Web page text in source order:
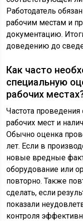
Работодатель
рабочим местам и
документацию.
доведению до
Как часто
специальную
рабочих
Частота проведения
рабочих мест и
Обычно оценка
лет. Если в
новые вредные
оборудование или
повторно. Также
сделать, если
показали
контроля